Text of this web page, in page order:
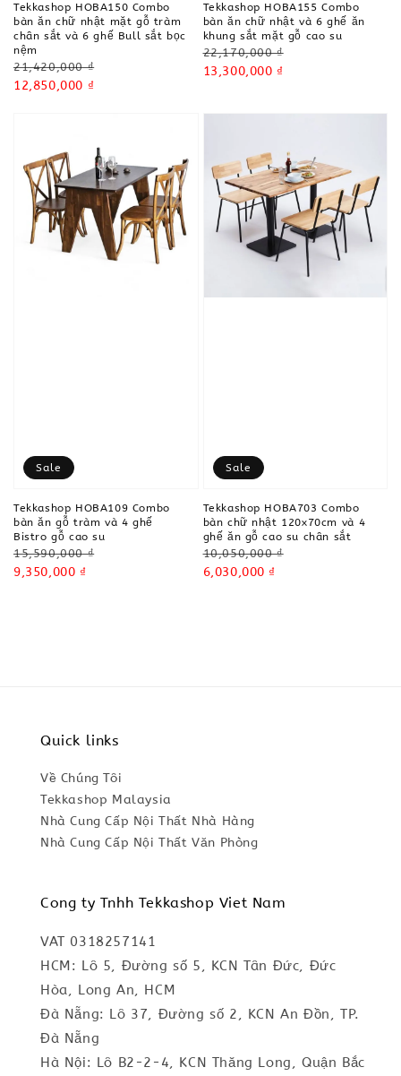
Tekkashop HOBA150 Combo
bàn ăn chữ nhật mặt gỗ tràm
chân sắt và 6 ghế Bull sắt bọc
nệm
Regular
price
21,420,000 ₫
Sale
12,850,000 ₫
Tekkashop HOBA155 Combo
bàn ăn chữ nhật và 6 ghế ăn
khung sắt mặt gỗ cao su
Regular
price
22,170,000 ₫
Sale
13,300,000 ₫
Sale
Tekkashop HOBA109 Combo
bàn ăn gỗ tràm và 4 ghế
Bistro gỗ cao su
Regular
price
15,590,000 ₫
Sale
9,350,000 ₫
Sale
Tekkashop HOBA703 Combo
bàn chữ nhật 120x70cm và 4
ghế ăn gỗ cao su chân sắt
Regular
price
10,050,000 ₫
Sale
6,030,000 ₫
Quick links
Về Chúng Tôi
Tekkashop Malaysia
Nhà Cung Cấp Nội Thất Nhà Hàng
Nhà Cung Cấp Nội Thất Văn Phòng
Cong ty Tnhh Tekkashop Viet Nam
VAT 0318257141
HCM: Lô 5, Đường số 5, KCN Tân Đức, Đức
Hòa, Long An, HCM
Đà Nẵng: Lô 37, Đường số 2, KCN An Đồn, TP.
Đà Nẵng
Hà Nội: Lô B2-2-4, KCN Thăng Long, Quận Bắc